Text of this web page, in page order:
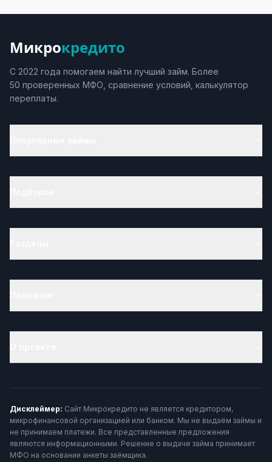
Микрокредито
С 2022 года помогаем найти лучший займ. Более
50 проверенных МФО, сравнение условий, калькулятор
переплаты.
Дисклеймер: Сайт Микрокредито не является кредитором,
микрофинансовой организацией или банком. Мы не выдаём займы и
не принимаем платежи. Все представленные предложения
являются информационными. Решение о выдаче займа принимает
МФО на основании анкеты заёмщика.